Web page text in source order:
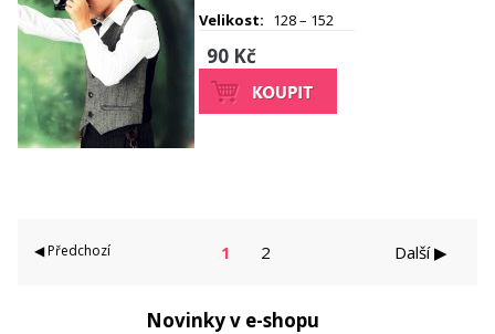
Velikost: 128 – 152
90 Kč
◀ Předchozí 1 2 Další ▶
Novinky v e-shopu